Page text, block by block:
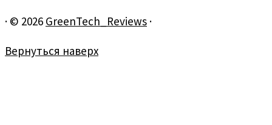
· © 2026 GreenTech_Reviews ·
Вернуться наверх